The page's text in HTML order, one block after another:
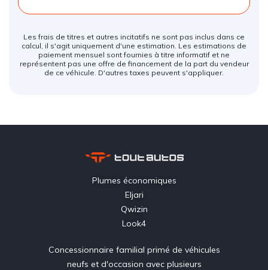
Les frais de titres et autres incitatifs ne sont pas inclus dans ce
calcul, il s'agit uniquement d'une estimation. Les estimations de
paiement mensuel sont fournies à titre informatif et ne
représentent pas une offre de financement de la part du vendeur
de ce véhicule. D'autres taxes peuvent s'appliquer.
Plumes économiques
Eljari
Qwizin
Look4
Concessionnaire familial primé de véhicules
neufs et d'occasion avec plusieurs